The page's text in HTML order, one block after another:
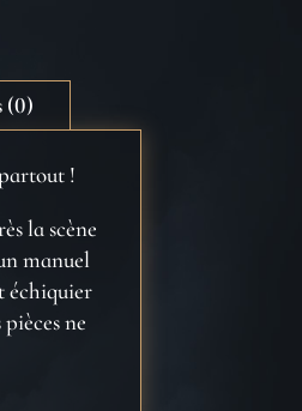
(0)
!
la scène
manuel
échiquier
ne